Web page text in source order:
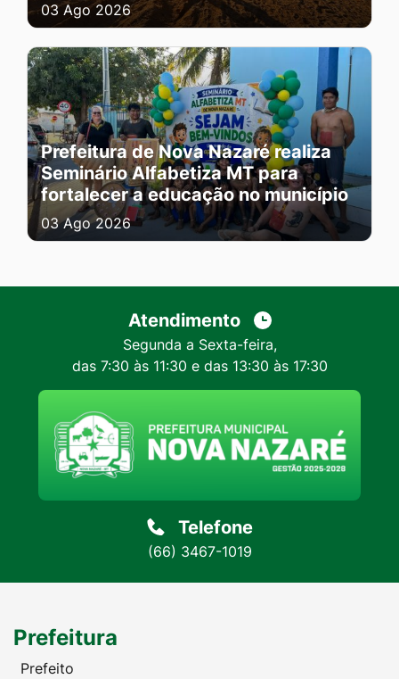
03 Ago 2026
Prefeitura de Nova Nazaré realiza
Seminário Alfabetiza MT para
fortalecer a educação no município
03 Ago 2026
Atendimento
Segunda a Sexta-feira,
das 7:30 às 11:30 e das 13:30 às 17:30
Telefone
(66) 3467-1019
Prefeitura
Prefeito